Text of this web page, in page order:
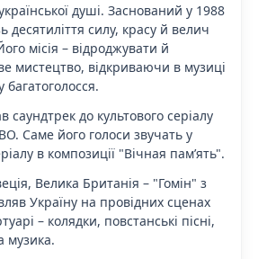
душі. Заснований у 1988
десятиліття силу, красу й велич
місія – відроджувати й
мистецтво, відкриваючи в музиці
саундтрек до культового серіалу
Саме його голоси звучать у
в композиції "Вічная пам’ять".
Велика Британія – "Гомін" з
Україну на провідних сценах
– колядки, повстанські пісні,
музика.